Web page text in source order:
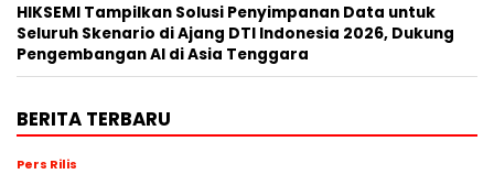
HIKSEMI Tampilkan Solusi Penyimpanan Data untuk
Seluruh Skenario di Ajang DTI Indonesia 2026, Dukung
Pengembangan AI di Asia Tenggara
BERITA TERBARU
Pers Rilis